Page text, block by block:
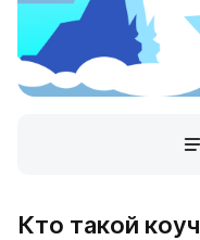
Кто такой коуч